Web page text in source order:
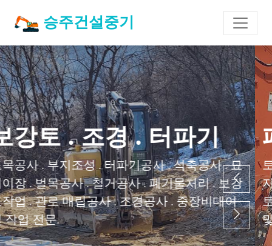
승주건설중기
폐기물처리 . 철거 . 석축
토목공사 . 부지조성 . 터파기공사 . 석축공사 . 묘
지이장 . 벌목공사 . 철거공사 . 폐기물처리 . 보강
토작업 . 관로 매립공사 . 조경공사 . 중장비대여
및 작업 전문.